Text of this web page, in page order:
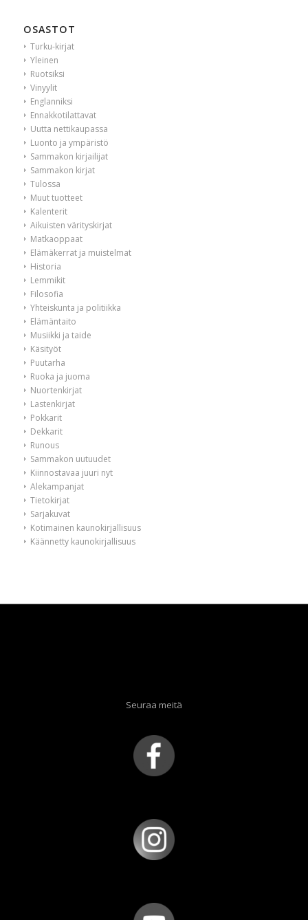
OSASTOT
Turku-kirjat
Yleinen
Ruotsiksi
Vinyylit
Englanniksi
Ennakkotilattavat
Uutta nettikaupassa
Luonto ja ympäristö
Sammakon kirjailijat
Sammakon kirjat
Tulossa
Muut tuotteet
Kalenterit
Aikuisten värityskirjat
Matkaoppaat
Elämäkerrat ja muistelmat
Historia
Lemmikit
Filosofia
Yhteiskunta ja politiikka
Elämäntaito
Musiikki ja taide
Käsityöt
Puutarha
Ruoka ja juoma
Nuortenkirjat
Lastenkirjat
Pokkarit
Dekkarit
Runous
Sammakon uutuudet
Kiinnostavaa juuri nyt
Alekampanjat
Tietokirjat
Sarjakuvat
Kotimainen kaunokirjallisuus
Käännetty kaunokirjallisuus
Seuraa meitä